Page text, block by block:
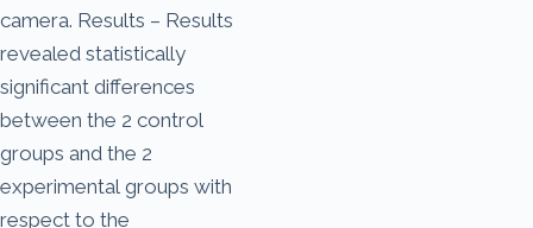
camera. Results – Results
revealed statistically
significant differences
between the 2 control
groups and the 2
experimental groups with
respect to the